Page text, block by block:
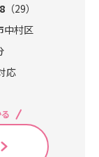
（29）
中村区
応